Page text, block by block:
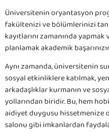
Üniversitenin oryantasyon
fakültenizi ve bölümlerinizi
kayıtlarını zamanında
planlamak akademik
Aynı zamanda, üniversitenin
sosyal etkinliklere katılmak,
arkadaşlıklar kurmanın ve
yollarından biridir. Bu, hem
aidiyet duygusu hissetmenize
salonu gibi imkanlardan